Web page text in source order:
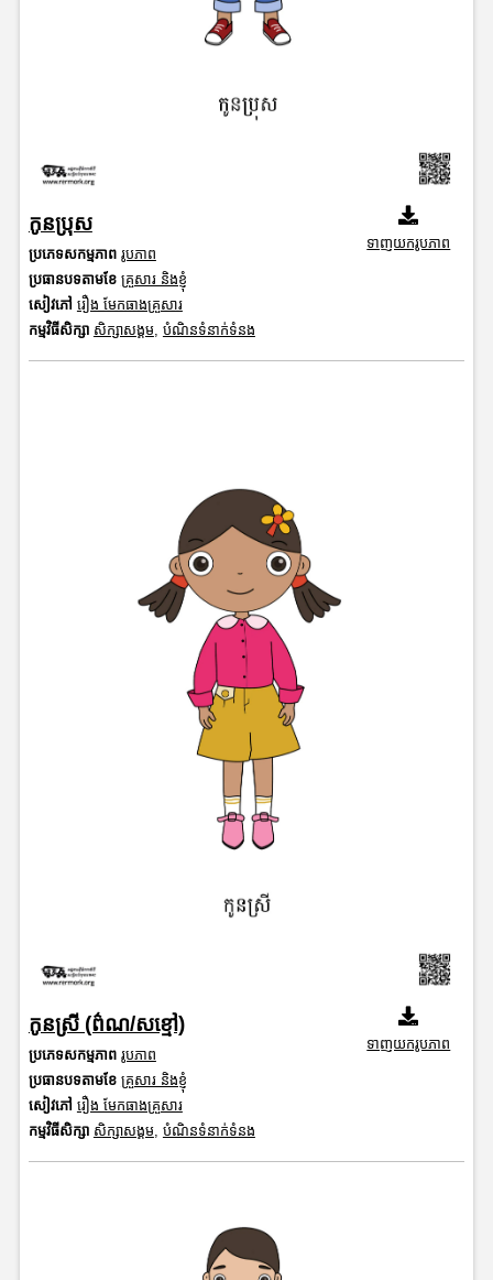
កូនប្រុស
ប្រភេទសកម្មភាព រូបភាព
ប្រធានបទតាមខែ គ្រួសារ និងខ្ញុំ
សៀវភៅ រឿង មែកធាងគ្រួសារ
កម្មវិធីសិក្សា សិក្សាសង្គម, បំណិនទំនាក់ទំនង
ទាញយករូបភាព
កូនស្រី (ព៌ណ/សខ្មៅ)
ប្រភេទសកម្មភាព រូបភាព
ប្រធានបទតាមខែ គ្រួសារ និងខ្ញុំ
សៀវភៅ រឿង មែកធាងគ្រួសារ
កម្មវិធីសិក្សា សិក្សាសង្គម, បំណិនទំនាក់ទំនង
ទាញយករូបភាព